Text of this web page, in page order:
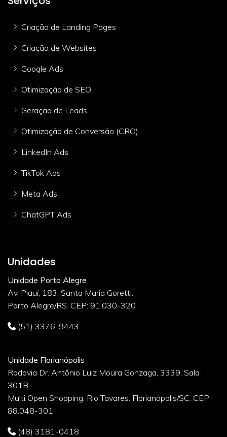
Criação de Landing Pages
Criação de Websites
Google Ads
Otimização de SEO
Geração de Leads
Otimização de Conversão (CRO)
LinkedIn Ads
TikTok Ads
Meta Ads
ChatGPT Ads
Unidades
Unidade Porto Alegre
Av. Piauí, 183. Santa Maria Goretti.
Porto Alegre/RS. CEP: 91.030-320
(51) 3376-9443
Unidade Florianópolis
Rodovia Dr. Antônio Luiz Moura Gonzaga, 3339, Sala
301B.
Multi Open Shopping. Rio Tavares. Florianópolis/SC. CEP
88.048-301
(48) 3181-0418